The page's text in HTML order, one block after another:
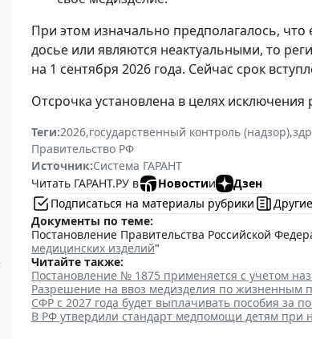
При этом изначально предполагалось, что
досье или являются неактуальными, то
на 1 сентября 2026 года. Сейчас срок
Отсрочка установлена в целях
Теги:2026,государственный контроль (надзор),
Правительство РФ
Источник:Система ГАРАНТ
Читать ГАРАНТ.РУ в
Новостии
Дзен
Подписаться на материалы рубрики
Документы по теме:
Постановление Правительства Российской
медицинских изделий"
Читайте также:
Постановление № 1875 применяется с учетом
Разрешение на ввоз медизделия по жизненным
СФР с 2027 года будет выплачивать пособия за
В РФ утвердили стандарт медпомощи детям при